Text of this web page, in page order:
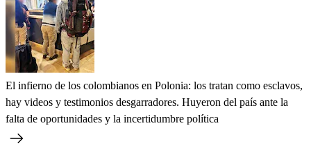
El infierno de los colombianos en Polonia: los tratan como esclavos,
hay videos y testimonios desgarradores. Huyeron del país ante la
falta de oportunidades y la incertidumbre política